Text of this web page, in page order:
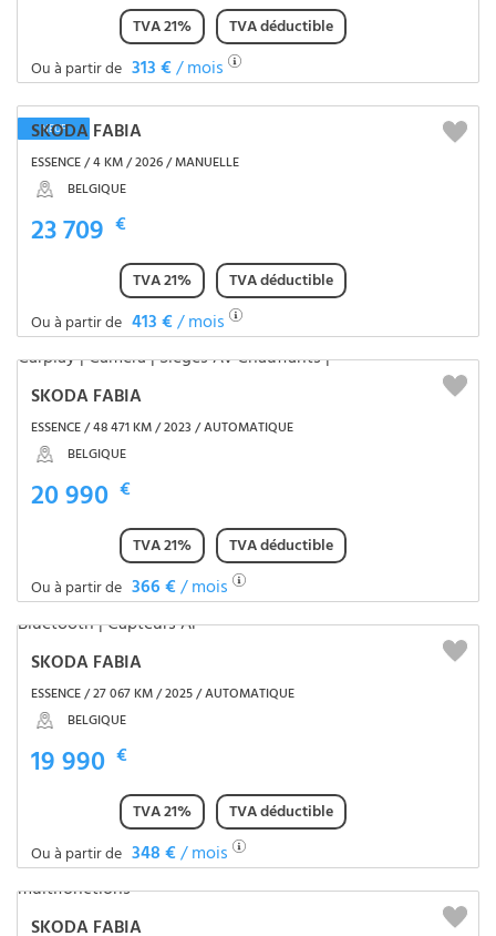
TVA 21%
TVA déductible
Ou à partir de 313 €/ mois
NEUF
SKODA FABIA
ESSENCE / 4 KM / 2026 / MANUELLE
BELGIQUE
23 709 €
TVA 21%
TVA déductible
Ou à partir de 413 €/ mois
SKODA FABIA
ESSENCE / 48 471 KM / 2023 / AUTOMATIQUE
BELGIQUE
20 990 €
TVA 21%
TVA déductible
Ou à partir de 366 €/ mois
SKODA FABIA
ESSENCE / 27 067 KM / 2025 / AUTOMATIQUE
BELGIQUE
19 990 €
TVA 21%
TVA déductible
Ou à partir de 348 €/ mois
SKODA FABIA